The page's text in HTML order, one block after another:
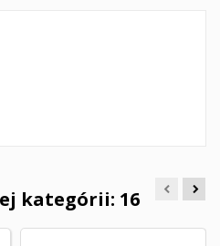
kategórii: 16